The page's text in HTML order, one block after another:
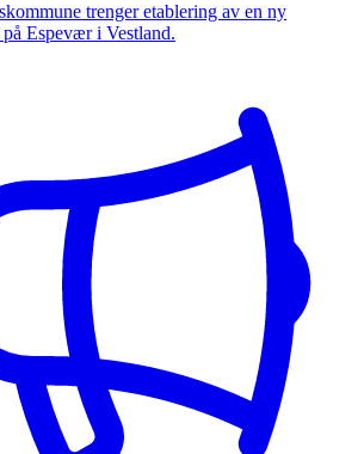
trenger etablering av en ny
Espevær i Vestland.